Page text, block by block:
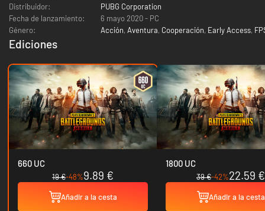
Distribuidor:
PUBG Corporation
Fecha de lanzamiento:
6 mayo 2020 - PC
Género:
Acción, Aventura, Cooperación, Early Access,
Ediciones
660 UC
19 €-48%9.89 €
Añadir a la cesta
1800 UC
39 €-42%22.59 €
Añadir a la cesta